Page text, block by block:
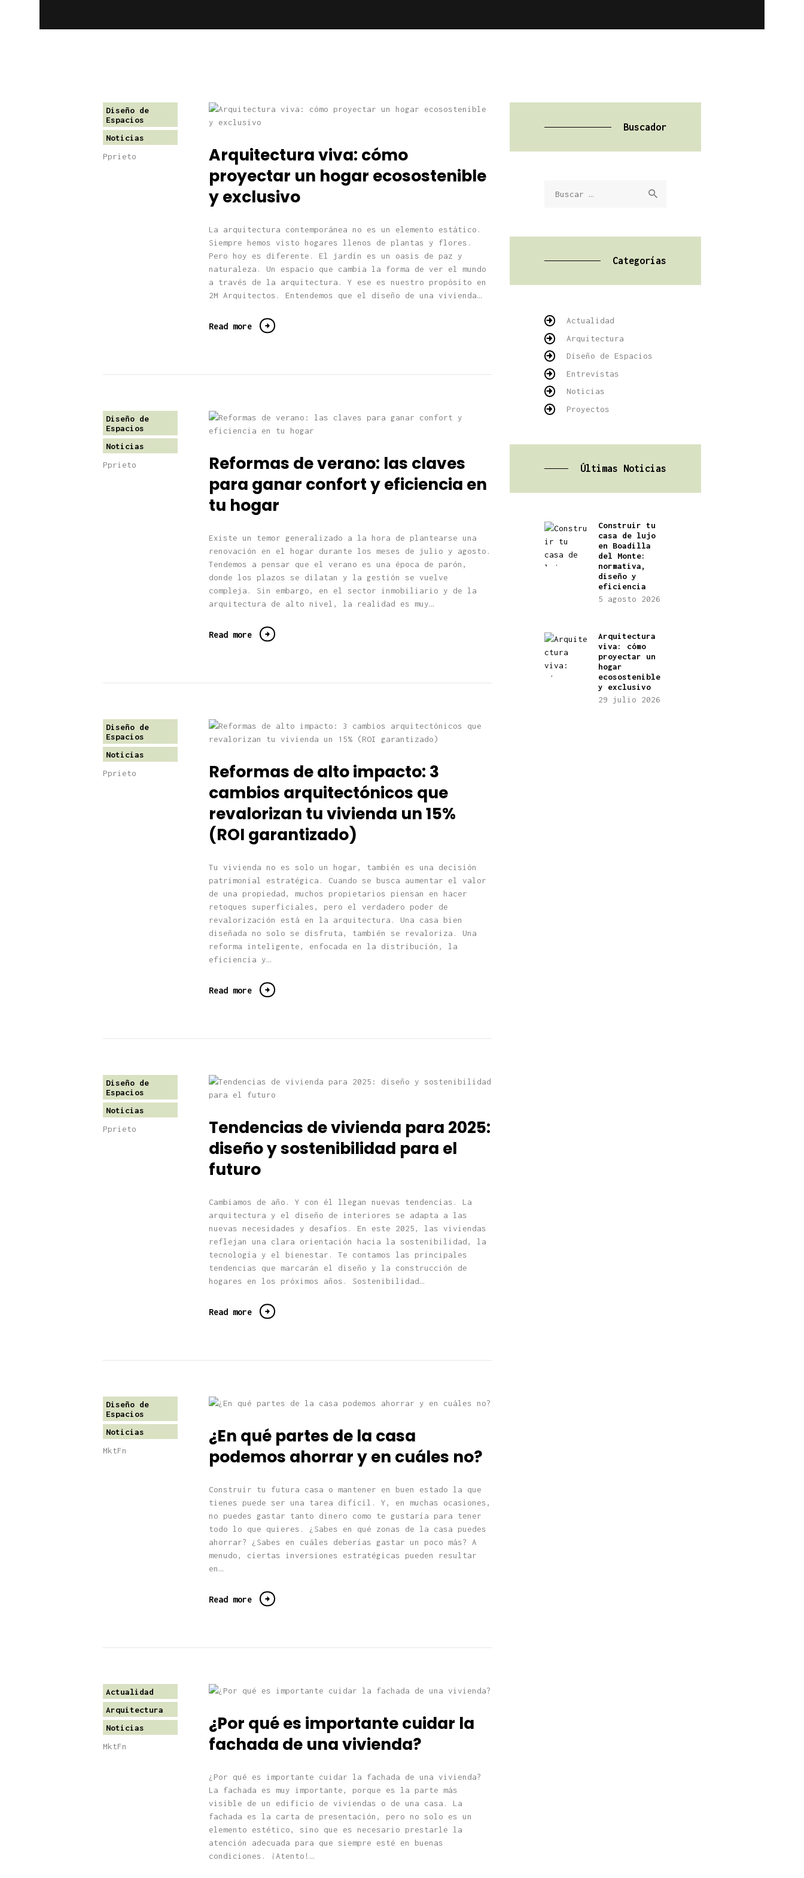
Diseño de
Espacios
Noticias
Pprieto
Arquitectura viva: cómo
proyectar un hogar ecosostenible
y exclusivo
La arquitectura contemporánea no es un elemento estático.
Siempre hemos visto hogares llenos de plantas y flores.
Pero hoy es diferente. El jardín es un oasis de paz y
naturaleza. Un espacio que cambia la forma de ver el mundo
a través de la arquitectura. Y ese es nuestro propósito en
2M Arquitectos. Entendemos que el diseño de una vivienda…
Read more
Diseño de
Espacios
Noticias
Pprieto
Reformas de verano: las claves
para ganar confort y eficiencia en
tu hogar
Existe un temor generalizado a la hora de plantearse una
renovación en el hogar durante los meses de julio y agosto.
Tendemos a pensar que el verano es una época de parón,
donde los plazos se dilatan y la gestión se vuelve
compleja. Sin embargo, en el sector inmobiliario y de la
arquitectura de alto nivel, la realidad es muy…
Read more
Diseño de
Espacios
Noticias
Pprieto
Reformas de alto impacto: 3
cambios arquitectónicos que
revalorizan tu vivienda un 15%
(ROI garantizado)
Tu vivienda no es solo un hogar, también es una decisión
patrimonial estratégica. Cuando se busca aumentar el valor
de una propiedad, muchos propietarios piensan en hacer
retoques superficiales, pero el verdadero poder de
revalorización está en la arquitectura. Una casa bien
diseñada no solo se disfruta, también se revaloriza. Una
reforma inteligente, enfocada en la distribución, la
eficiencia y…
Read more
Diseño de
Espacios
Noticias
Pprieto
Tendencias de vivienda para 2025:
diseño y sostenibilidad para el
futuro
Cambiamos de año. Y con él llegan nuevas tendencias. La
arquitectura y el diseño de interiores se adapta a las
nuevas necesidades y desafíos. En este 2025, las viviendas
reflejan una clara orientación hacia la sostenibilidad, la
tecnología y el bienestar. Te contamos las principales
tendencias que marcarán el diseño y la construcción de
hogares en los próximos años. Sostenibilidad…
Read more
Diseño de
Espacios
Noticias
MktFn
¿En qué partes de la casa
podemos ahorrar y en cuáles no?
Construir tu futura casa o mantener en buen estado la que
tienes puede ser una tarea difícil. Y, en muchas ocasiones,
no puedes gastar tanto dinero como te gustaría para tener
todo lo que quieres. ¿Sabes en qué zonas de la casa puedes
ahorrar? ¿Sabes en cuáles deberías gastar un poco más? A
menudo, ciertas inversiones estratégicas pueden resultar
en…
Read more
Actualidad
Arquitectura
Noticias
MktFn
¿Por qué es importante cuidar la
fachada de una vivienda?
¿Por qué es importante cuidar la fachada de una vivienda?
La fachada es muy importante, porque es la parte más
visible de un edificio de viviendas o de una casa. La
fachada es la carta de presentación, pero no solo es un
elemento estético, sino que es necesario prestarle la
atención adecuada para que siempre esté en buenas
condiciones. ¡Atento!…
Buscador
Categorías
Actualidad
Arquitectura
Diseño de Espacios
Entrevistas
Noticias
Proyectos
Últimas Noticias
Construir tu
casa de lujo
en Boadilla
del Monte:
normativa,
diseño y
eficiencia
5 agosto 2026
Arquitectura
viva: cómo
proyectar un
hogar
ecosostenible
y exclusivo
29 julio 2026